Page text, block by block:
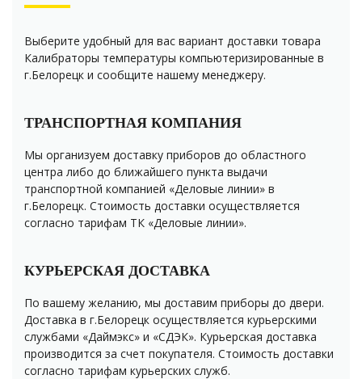
Выберите удобный для вас вариант доставки товара
Калибраторы температуры компьютеризированные в
г.Белорецк и сообщите нашему менеджеру.
ТРАНСПОРТНАЯ КОМПАНИЯ
Мы организуем доставку приборов до областного
центра либо до ближайшего пункта выдачи
транспортной компанией «Деловые линии» в
г.Белорецк. Стоимость доставки осуществляется
согласно тарифам ТК «Деловые линии».
КУРЬЕРСКАЯ ДОСТАВКА
По вашему желанию, мы доставим приборы до двери.
Доставка в г.Белорецк осуществляется курьерскими
службами «Даймэкс» и «СДЭК». Курьерская доставка
производится за счет покупателя. Стоимость доставки
согласно тарифам курьерских служб.